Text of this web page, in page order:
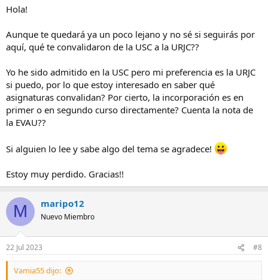
Hola!
Aunque te quedará ya un poco lejano y no sé si seguirás por
aquí, qué te convalidaron de la USC a la URJC??
Yo he sido admitido en la USC pero mi preferencia es la URJC
si puedo, por lo que estoy interesado en saber qué
asignaturas convalidan? Por cierto, la incorporación es en
primer o en segundo curso directamente? Cuenta la nota de
la EVAU??
Si alguien lo lee y sabe algo del tema se agradece!
Estoy muy perdido. Gracias!!
M maripo12
Nuevo Miembro
22 Jul 2023 #8
Vamia55 dijo: